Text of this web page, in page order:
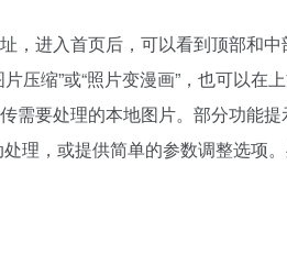
，进入首页后，可以看到顶部和
压缩”或“照片变漫画”，也可以在
需要处理的本地图片。部分功能
理，或提供简单的参数调整选项